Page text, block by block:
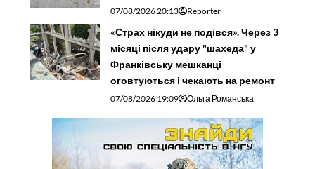
07/08/2026 20:13 Reporter
«Страх нікуди не подівся». Через 3
місяці після удару "шахеда" у
Франківську мешканці
оговтуються і чекають на ремонт
07/08/2026 19:09 Ольга Романська